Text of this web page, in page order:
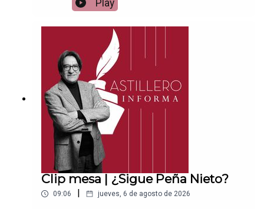
Patreon:https://www.patreon.com/julioastilleroEnl
ace para hacer donaciones vía
PayPal:https://www.paypal.me/julioastilleroCuent
a para hacer transferencias a cuenta BBVA a
nombre de Julio Hernández López:
1539408017CLABE: 012 320 01539408017
2Tienda:https://julioastillerotienda.com/
Play
Clip mesa | ¿Sigue Peña Nieto?
09:06 jueves, 6 de agosto de 2026